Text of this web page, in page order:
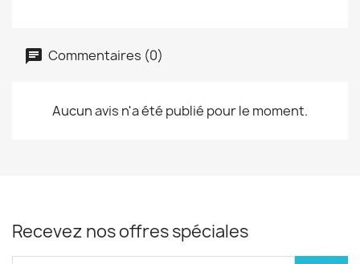
Commentaires (0)
Aucun avis n'a été publié pour le moment.
Recevez nos offres spéciales